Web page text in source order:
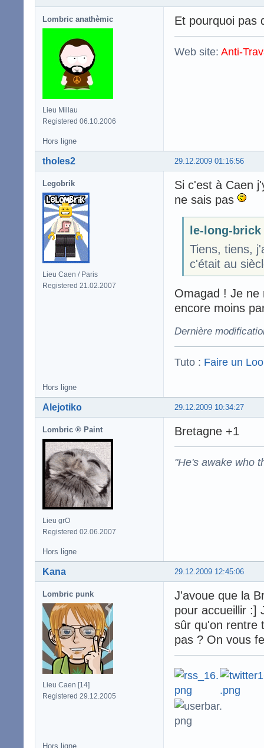
Lombric anathèmic
Lieu Millau
Registered 06.10.2006
Et pourquoi pas
Web site: Anti-
Hors ligne
29.12.2009 01:16:56
tholes2
Legobrik
Lieu Caen / Paris
Registered 21.02.2007
Si c'est à Caen
ne sais pas
le-long-
Tiens, tiens,
c'était au
Omagad ! Je ne
encore moins
Dernière
Tuto : Faire un
Hors ligne
29.12.2009 10:34:27
Alejotiko
Lombric ® Paint
Lieu grO
Registered 02.06.2007
Bretagne +1
"He's awake who
Hors ligne
29.12.2009 12:45:06
Kana
Lombric punk
Lieu Caen [14]
Registered 29.12.2005
J'avoue que la
pour accueillir :]
sûr qu'on rentre
pas ? On vous
Hors ligne